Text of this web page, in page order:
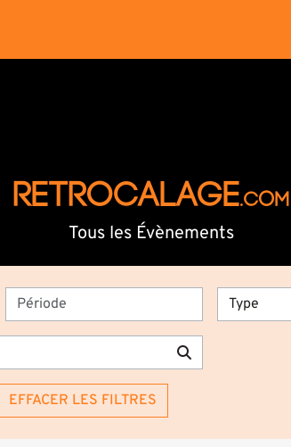
RETROCALAGE.com
Tous les Évènements
EFFACER LES FILTRES